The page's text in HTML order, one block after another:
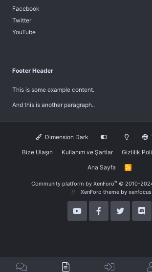
Facebook
Twitter
YouTube
Footer Header
This is some example content.
And this is another paragraph..
Dimension Dark
Bize Ulaşın Kullanım ve Şartlar Gizlilik
Ana Sayfa
R
Community platform by XenForo® © 2010-
XenForo theme by xenfocus